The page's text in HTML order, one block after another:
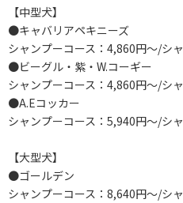
【中型犬】
●キャバリアペキニーズ
シャンプーコース：4,860円～/シ
●ビーグル・紫・W.コーギー
シャンプーコース：4,860円～/シ
●A.Eコッカー
シャンプーコース：5,940円～/シ
【大型犬】
●ゴールデン
シャンプーコース：8,640円～/シ